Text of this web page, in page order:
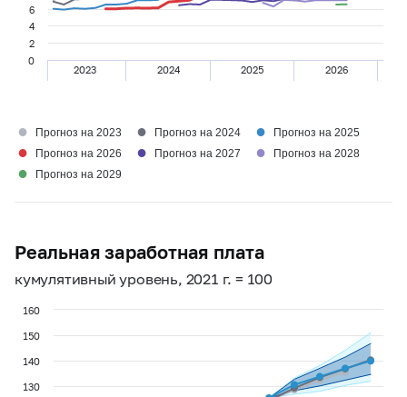
2023 2024 2025 2026
0
2
4
6
● Прогноз на 2023 ● Прогноз на 2024 ● Прогноз на 2025
● Прогноз на 2026 ● Прогноз на 2027 ● Прогноз на 2028
● Прогноз на 2029
Реальная заработная плата
кумулятивный уровень, 2021 г. = 100
130
140
150
160